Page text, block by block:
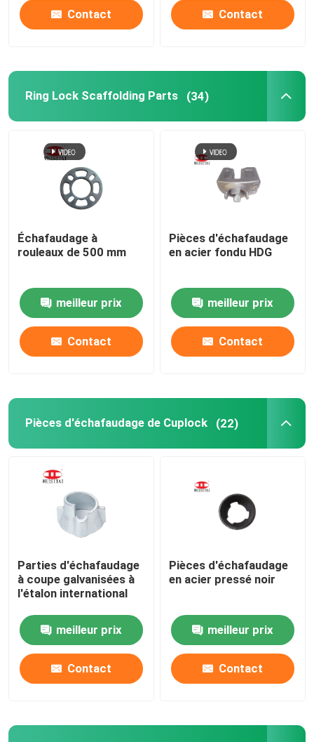
Contact Contact
Ring Lock Scaffolding Parts (34)
Échafaudage à
rouleaux de 500 mm
meilleur prix
Contact
Pièces d'échafaudage
en acier fondu HDG
meilleur prix
Contact
Pièces d'échafaudage de Cuplock (22)
Parties d'échafaudage
à coupe galvanisées à
l'étalon international
meilleur prix
Contact
Pièces d'échafaudage
en acier pressé noir
meilleur prix
Contact